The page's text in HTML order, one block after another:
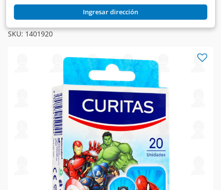
Ingresar dirección
Venditas Curitas Marvel, 20 pzas.
SKU: 1401920